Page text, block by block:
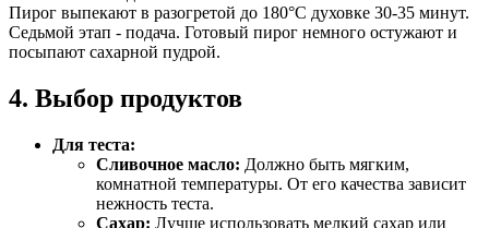
Пирог выпекают в разогретой до 180°С духовке 30-35 минут.
Седьмой этап - подача. Готовый пирог немного остужают и
посыпают сахарной пудрой.
4. Выбор продуктов
Для теста:
Сливочное масло: Должно быть мягким,
комнатной температуры. От его качества зависит
нежность теста.
Сахар: Лучше использовать мелкий сахар или